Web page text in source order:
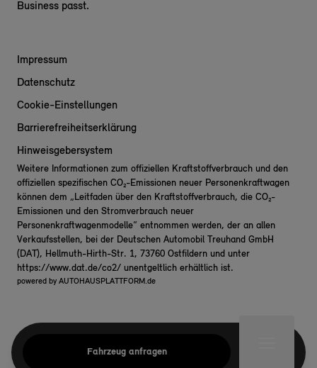
Fahrzeug anfragen
Business passt.
Impressum
Datenschutz
Cookie-Einstellungen
Barrierefreiheitserklärung
Hinweisgebersystem
Weitere Informationen zum offiziellen Kraftstoffverbrauch und den
offiziellen spezifischen CO₂-Emissionen neuer Personenkraftwagen
können dem „Leitfaden über den Kraftstoffverbrauch, die CO₂-
Emissionen und den Stromverbrauch neuer
Personenkraftwagenmodelle“ entnommen werden, der an allen
Verkaufsstellen, bei der Deutschen Automobil Treuhand GmbH
(DAT), Hellmuth-Hirth-Str. 1, 73760 Ostfildern und unter
https://www.dat.de/co2/ unentgeltlich erhältlich ist.
powered by AUTOHAUSPLATTFORM.de